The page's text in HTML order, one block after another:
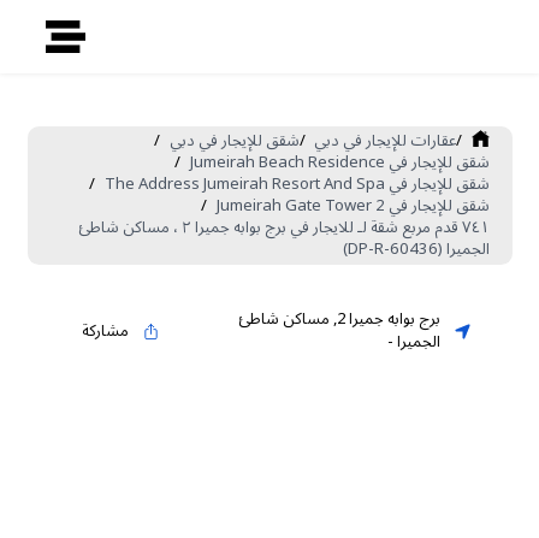
/عقارات للإيجار في دبي /شقق للإيجار في دبي /
شقق للإيجار في Jumeirah Beach Residence /
شقق للإيجار في The Address Jumeirah Resort And Spa /
شقق للإيجار في Jumeirah Gate Tower 2 /
٧٤١ قدم مربع شقة لـ للايجار في برج بوابه جميرا ٢ ، مساكن شاطئ
الجميرا (DP-R-60436)
برج بوابه جميرا 2 ,مساكن شاطئ
الجميرا- مشاركة